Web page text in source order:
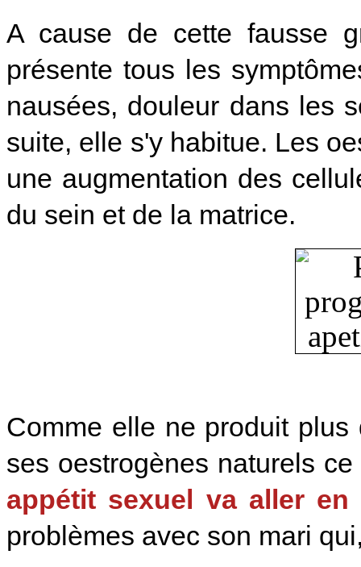
A cause de cette fausse
présente tous les
nausées, douleur dans les
suite, elle s'y habitue. Les
une augmentation des
du sein et de la matrice.
Comme elle ne produit
ses oestrogènes naturels
appétit sexuel va aller en
problèmes avec son mari